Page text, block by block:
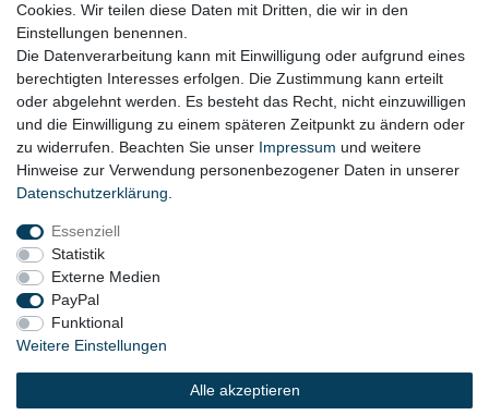
Widerrufsrecht
AGB
Widerrufsformular
KONTAKT
Tel.: 08031-23444-0
info@werkzeugfundgrube.de
© 2023 Copyright:Werkzeugfundgrube.de - Marco
Cookies. Wir teilen diese Daten mit Dritten, die wir in den
Einstellungen benennen.
Die Datenverarbeitung kann mit Einwilligung oder aufgrund eines
berechtigten Interesses erfolgen. Die Zustimmung kann erteilt
oder abgelehnt werden. Es besteht das Recht, nicht einzuwilligen
und die Einwilligung zu einem späteren Zeitpunkt zu ändern oder
zu widerrufen. Beachten Sie unser Impressum und weitere
Hinweise zur Verwendung personenbezogener Daten in unserer
Daten­schutz­erklärung
Essenziell
Statistik
Externe Medien
PayPal
Funktional
Weitere Einstellungen
Alle akzeptieren